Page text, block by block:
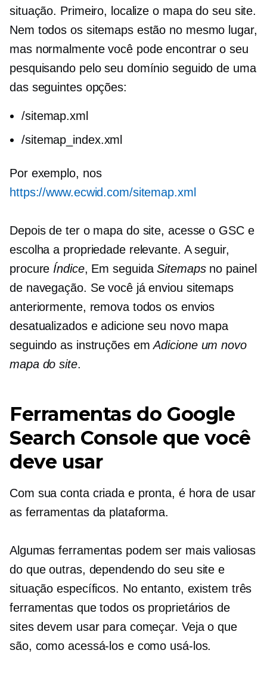
situação. Primeiro, localize o mapa do seu site.
Nem todos os sitemaps estão no mesmo lugar,
mas normalmente você pode encontrar o seu
pesquisando pelo seu domínio seguido de uma
das seguintes opções:
/sitemap.xml
/sitemap_index.xml
Por exemplo, nos
https://www.ecwid.com/sitemap.xml
Depois de ter o mapa do site, acesse o GSC e
escolha a propriedade relevante. A seguir,
procure Índice, Em seguidaSitemapsno painel
de navegação. Se você já enviou sitemaps
anteriormente, remova todos os envios
desatualizados e adicione seu novo mapa
seguindo as instruções emAdicione um novo
mapa do site.
Ferramentas do Google
Search Console que você
deve usar
Com sua conta criada e pronta, é hora de usar
as ferramentas da plataforma.
Algumas ferramentas podem ser mais valiosas
do que outras, dependendo do seu site e
situação específicos. No entanto, existem três
ferramentas que todos os proprietários de
sites devem usar para começar. Veja o que
são, como acessá-los e como usá-los.